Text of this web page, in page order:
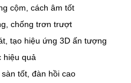
cộm, cách âm tốt
chống trơn trượt
tạo hiệu ứng 3D ấn tượng
hiệu quả
tốt, đàn hồi cao